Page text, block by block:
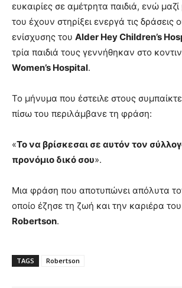
ευκαιρίες σε αμέτρητα παιδιά, ενώ
του έχουν στηρίξει ενεργά τις δράσεις
ενίσχυσης του Alder Hey Children’s
τρία παιδιά τους γεννήθηκαν στο
Women’s Hospital.
Το μήνυμα που έστειλε στους
πίσω του περιλάμβανε τη φράση:
«Το να βρίσκεσαι σε αυτόν τον
προνόμιο δικό σου».
Μια φράση που αποτυπώνει απόλυτα
οποίο έζησε τη ζωή και την καριέρα
Robertson.
TAGS Robertson